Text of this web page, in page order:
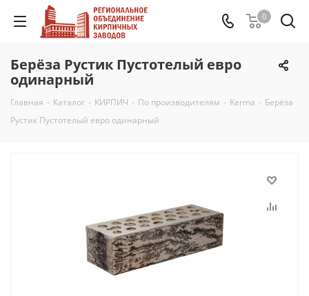
0
Берёза Рустик Пустотелый евро
одинарный
Главная - Каталог - КИРПИЧ - По производителям - Kerma - Берёза
Рустик Пустотелый евро одинарный